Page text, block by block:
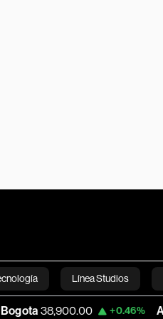
Línea Studios
English
+0.46% Apple 313.305